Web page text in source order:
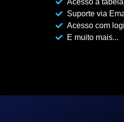
Suporte via
Acesso com
E muito mais...